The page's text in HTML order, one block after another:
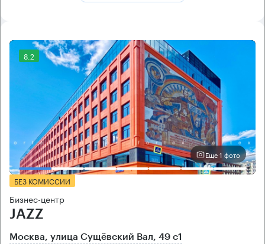
8.2
Еще 1 фото
БЕЗ КОМИССИИ
Бизнес-центр
JAZZ
Москва, улица Сущёвский Вал, 49 с1